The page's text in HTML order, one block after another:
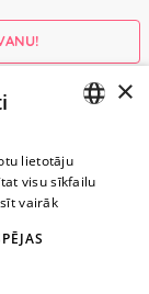
un attēlus. Lietot
RUSSIAN
×
lietotāju
visu sīkfailu
vairāk